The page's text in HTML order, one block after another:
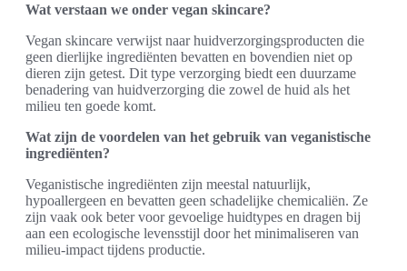
Wat verstaan we onder vegan skincare?
Vegan skincare verwijst naar huidverzorgingsproducten die
geen dierlijke ingrediënten bevatten en bovendien niet op
dieren zijn getest. Dit type verzorging biedt een duurzame
benadering van huidverzorging die zowel de huid als het
milieu ten goede komt.
Wat zijn de voordelen van het gebruik van veganistische
ingrediënten?
Veganistische ingrediënten zijn meestal natuurlijk,
hypoallergeen en bevatten geen schadelijke chemicaliën. Ze
zijn vaak ook beter voor gevoelige huidtypes en dragen bij
aan een ecologische levensstijl door het minimaliseren van
milieu-impact tijdens productie.